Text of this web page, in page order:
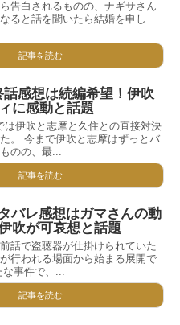
告白されるものの、ナギサさん
ると話を聞いたら結婚を申し
記事を読む
話感想は続編希望！伊吹
に感動と話題
は伊吹と志摩と久住との直接対決
。 今まで伊吹と志摩はずっとバ
のの、最...
記事を読む
バレ感想はガマさんの動
吹が可哀想と話題
話で盗聴器が仕掛けられていた
行われる場面から始まる展開で
な事件で、...
記事を読む